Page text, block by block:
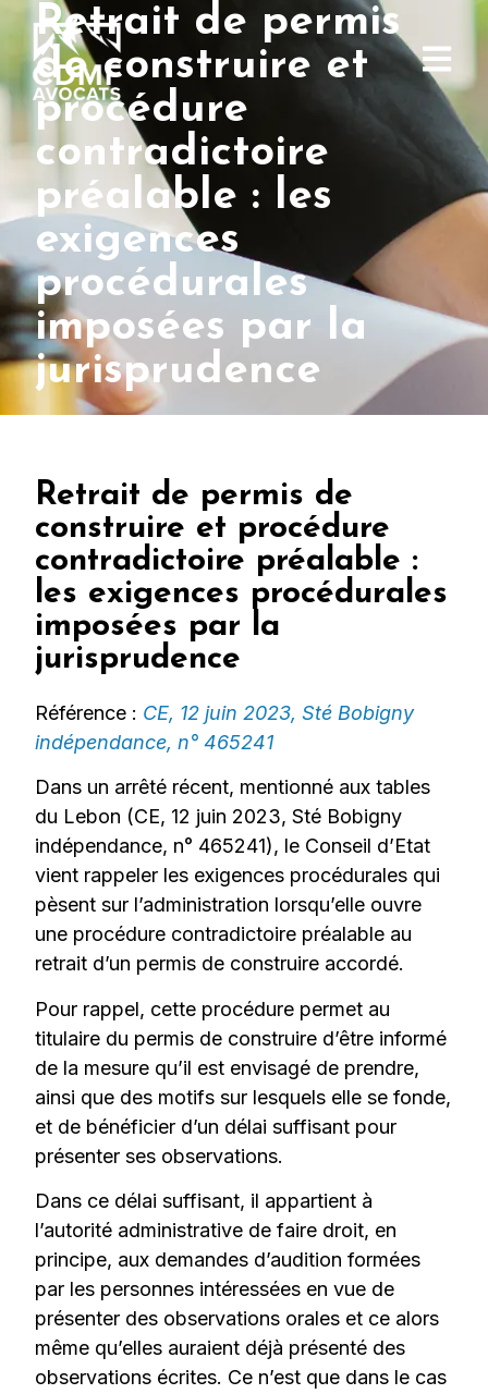
Retrait de permis
de construire et
procédure
contradictoire
préalable : les
exigences
procédurales
imposées par la
jurisprudence
Retrait de permis de
construire et procédure
contradictoire préalable :
les exigences procédurales
imposées par la
jurisprudence
Référence : CE, 12 juin 2023, Sté Bobigny
indépendance, n° 465241
Dans un arrêté récent, mentionné aux tables
du Lebon (CE, 12 juin 2023, Sté Bobigny
indépendance, n° 465241), le Conseil d’Etat
vient rappeler les exigences procédurales qui
pèsent sur l’administration lorsqu’elle ouvre
une procédure contradictoire préalable au
retrait d’un permis de construire accordé.
Pour rappel, cette procédure permet au
titulaire du permis de construire d’être informé
de la mesure qu’il est envisagé de prendre,
ainsi que des motifs sur lesquels elle se fonde,
et de bénéficier d’un délai suffisant pour
présenter ses observations.
Dans ce délai suffisant, il appartient à
l’autorité administrative de faire droit, en
principe, aux demandes d’audition formées
par les personnes intéressées en vue de
présenter des observations orales et ce alors
même qu’elles auraient déjà présenté des
observations écrites. Ce n’est que dans le cas